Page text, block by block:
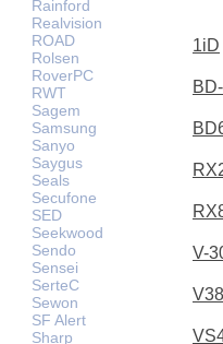
Rainford
Realvision
ROAD
Rolsen
RoverPC
RWT
Sagem
Samsung
Sanyo
Saygus
Seals
Secufone
SED
Seekwood
Sendo
Sensei
SerteC
Sewon
SF Alert
Sharp
1iD
V-